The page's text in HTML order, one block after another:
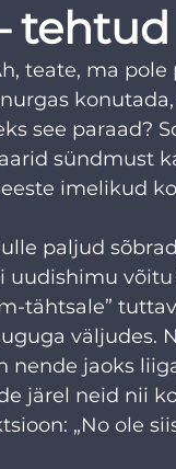
tehtud
teate, ma
see paraad?
sündmust
imelikud
paljud
uudishimu
tähtsale”
väljudes.
nende jaoks
järel neid nii
„No ole